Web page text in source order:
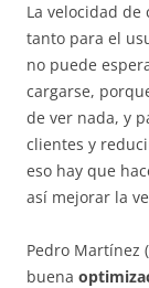
La velocidad
tanto para el
no puede
cargarse,
de ver nada, y
clientes y
eso hay que
así mejorar la
Pedro Martínez (
buena